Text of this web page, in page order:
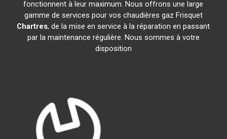
fonctionnent à leur maximum. Nous offrons une large
gamme de services pour vos chaudières gaz Frisquet
Chartres, de la mise en service à la réparation en passant
par la maintenance régulière. Nous sommes à votre
disposition